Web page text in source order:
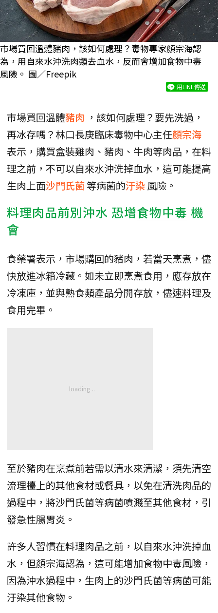
市場買回溫體豬肉，該如何處理？毒物專家顏宗海認
為，用自來水沖洗肉類去血水，反而會增加食物中毒
風險。 圖／Freepik
用LINE傳送
市場買回溫體豬肉 ，該如何處理？要先洗過，
再冰存嗎？林口長庚臨床毒物中心主任顏宗海
表示，購買盒裝雞肉、豬肉、牛肉等肉品，在料
理之前，不可以自來水沖洗掉血水，這可能提高
生肉上面沙門氏菌等病菌的汙染 風險。
料理肉品前別沖水 恐增食物中毒 機
會
食藥署表示，市場購回的豬肉，若當天烹煮，儘
快放進冰箱冷藏。如未立即烹煮食用，應存放在
冷凍庫，並與熟食類產品分開存放，儘速料理及
食用完畢。
至於豬肉在烹煮前若需以清水來清潔，須先清空
流理檯上的其他食材或餐具，以免在清洗肉品的
過程中，將沙門氏菌等病菌噴濺至其他食材，引
發急性腸胃炎。
許多人習慣在料理肉品之前，以自來水沖洗掉血
水，但顏宗海認為，這可能增加食物中毒風險，
因為沖水過程中，生肉上的沙門氏菌等病菌可能
汙染其他食物。